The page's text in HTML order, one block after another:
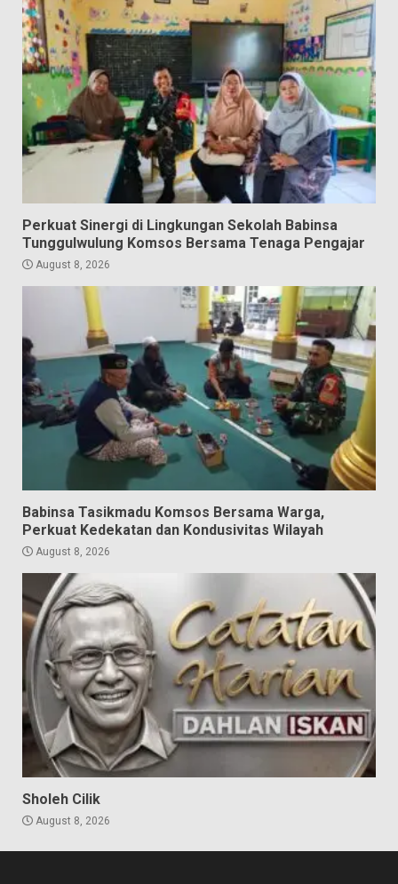
Perkuat Sinergi di Lingkungan Sekolah Babinsa
Tunggulwulung Komsos Bersama Tenaga Pengajar
August 8, 2026
Babinsa Tasikmadu Komsos Bersama Warga,
Perkuat Kedekatan dan Kondusivitas Wilayah
August 8, 2026
Sholeh Cilik
August 8, 2026